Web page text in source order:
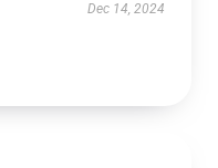
Dec 14, 2024